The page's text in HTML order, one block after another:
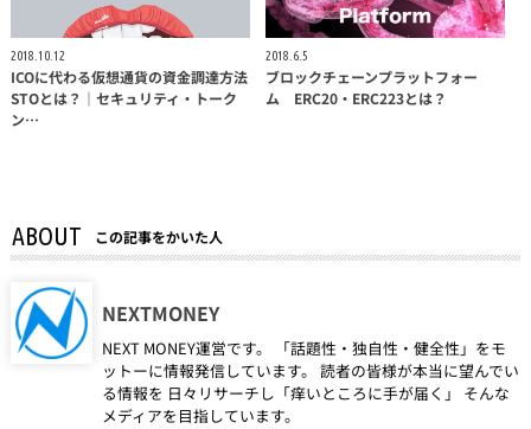
2018.10.12
ICOに代わる仮想通貨の資金調達方法
STOとは？｜セキュリティ・トーク
ン…
2018.6.5
ブロックチェーンプラットフォー
ム ERC20・ERC223とは？
ABOUT この記事をかいた人
NEXTMONEY
NEXT MONEY運営です。 「話題性・独自性・健全性」をモ
ットーに情報発信しています。 読者の皆様が本当に望んでい
る情報を 日々リサーチし「痒いところに手が届く」 そんな
メディアを目指しています。